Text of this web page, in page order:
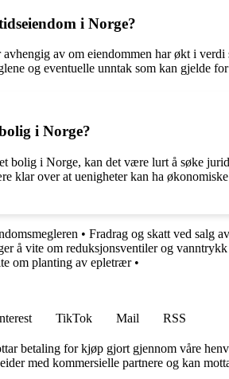
i Norge?
av om eiendommen har økt i
og eventuelle unntak som kan gjelde
i Norge?
bolig i Norge, kan det være lurt å søke
klar over at uenigheter kan ha
• Fradrag og skatt ved salg
å vite om reduksjonsventiler og vanntrykk
om planting av epletrær•
TikTok Mail
RSS
betaling for kjøp gjort gjennom våre
med kommersielle partnere og kan